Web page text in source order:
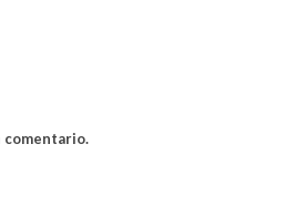
comentario.